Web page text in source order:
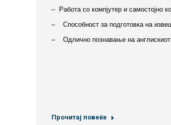
– Работа со компјутер и самостојно
– Способност за подготовка на
– Одлично познавање на англискиот
Прочитај повеќе